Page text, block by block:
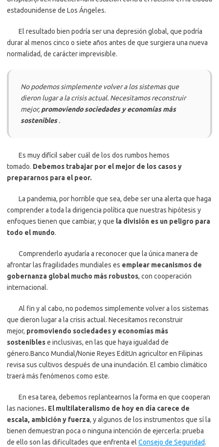
estadounidense de Los Ángeles.
El resultado bien podría ser una depresión global, que podría
durar al menos cinco o siete años antes de que surgiera una nueva
normalidad, de carácter imprevisible.
No podemos simplemente volver a los sistemas que
dieron lugar a la crisis actual. Necesitamos reconstruir
mejor, promoviendo sociedades y economías más
sostenibles.
Es muy difícil saber cuál de los dos rumbos hemos
tomado. Debemos trabajar por el mejor de los casos y
prepararnos para el peor.
La pandemia, por horrible que sea, debe ser una alerta que haga
comprender a toda la dirigencia política que nuestras hipótesis y
enfoques tienen que cambiar, y que la división es un peligro para
todo el mundo.
Comprenderlo ayudaría a reconocer que la única manera de
afrontar las fragilidades mundiales es emplear mecanismos de
gobernanza global mucho más robustos, con cooperación
internacional.
Al fin y al cabo, no podemos simplemente volver a los sistemas
que dieron lugar a la crisis actual. Necesitamos reconstruir
mejor, promoviendo sociedades y economías más
sosteniblese inclusivas, en las que haya igualdad de
género.Banco Mundial/Nonie Reyes EditUn agricultor en Filipinas
revisa sus cultivos después de una inundación. El cambio climático
traerá más fenómenos como este.
En esa tarea, debemos replantearnos la forma en que cooperan
las naciones. El multilateralismo de hoy en día carece de
escala, ambición y fuerza, y algunos de los instrumentos que sí la
tienen demuestran poca o ninguna intención de ejercerla: prueba
de ello son las dificultades que enfrenta el Consejo de Seguridad.